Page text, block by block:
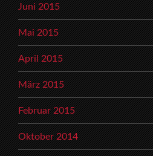
Juni 2015
Mai 2015
April 2015
März 2015
Februar 2015
Oktober 2014